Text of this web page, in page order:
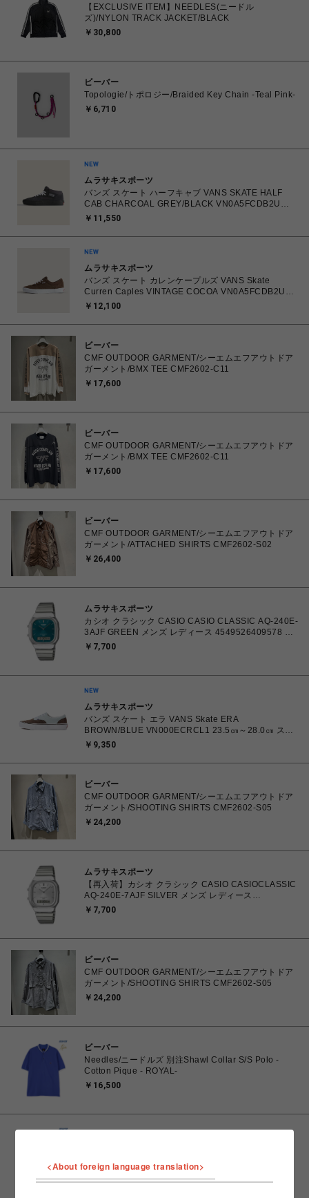
【EXCLUSIVE ITEM】NEEDLES(ニードル
ズ)/NYLON TRACK JACKET/BLACK
￥30,800
ビーバー
Topologie/トポロジー/Braided Key Chain -Teal Pink-
￥6,710
ムラサキスポーツ
バンズ スケート ハーフキャブ VANS SKATE HALF
CAB CHARCOAL GREY/BLACK VN0A5FCDB2U
26.0㎝～28.0㎝ スニーカー メンズ シューズ
く】
￥11,550
ムラサキスポーツ
バンズ スケート カレンケープルズ VANS Skate
Curren Caples VINTAGE COCOA VN0A5FCDB2U
26.0㎝～28.0㎝ スニーカー メンズ シューズ
く】
￥12,100
ビーバー
CMF OUTDOOR GARMENT/シーエムエフアウトドア
ガーメント/BMX TEE CMF2602-C11
￥17,600
ビーバー
CMF OUTDOOR GARMENT/シーエムエフアウトドア
ガーメント/BMX TEE CMF2602-C11
￥17,600
ビーバー
CMF OUTDOOR GARMENT/シーエムエフアウトドア
ガーメント/ATTACHED SHIRTS CMF2602-S02
￥26,400
ムラサキスポーツ
カシオ クラシック CASIO CASIO CLASSIC AQ-240E-
3AJF GREEN メンズ レディース 4549526409578 腕
￥7,700
ムラサキスポーツ
バンズ スケート エラ VANS Skate ERA
BROWN/BLUE VN000ECRCL1 23.5㎝～28.0㎝ スニ
ーカー メンズ レディース シューズ 0198266445786
￥9,350
ビーバー
CMF OUTDOOR GARMENT/シーエムエフアウトドア
ガーメント/SHOOTING SHIRTS CMF2602-S05
￥24,200
ムラサキスポーツ
【再入荷】カシオ クラシック CASIO CASIOCLASSIC
AQ-240E-7AJF SILVER メンズ レディース
4549526409615 腕時計 国内正規品 【 北海道/沖縄/離
￥7,700
ビーバー
CMF OUTDOOR GARMENT/シーエムエフアウトドア
ガーメント/SHOOTING SHIRTS CMF2602-S05
￥24,200
ビーバー
Needles/ニードルズ 別注Shawl Collar S/S Polo -
Cotton Pique - ROYAL-
￥16,500
￥16,500
<About foreign language translation>